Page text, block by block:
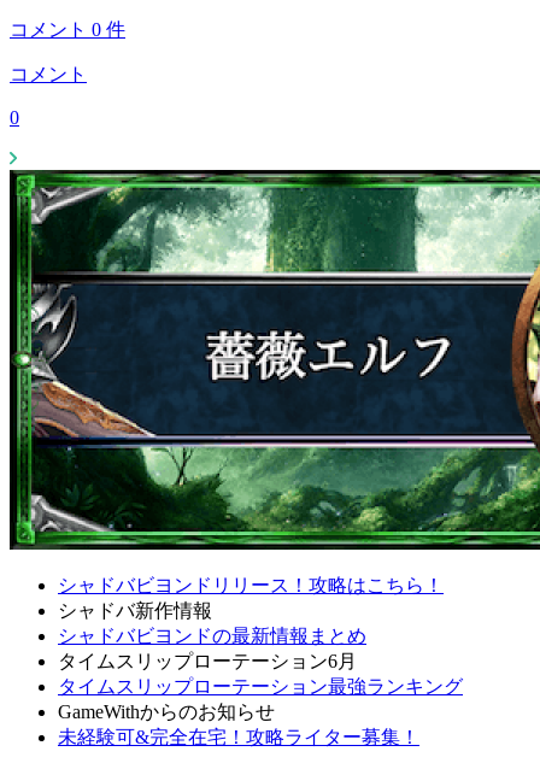
コメント 0 件
コメント
0
シャドバビヨンドリリース！攻略はこちら！
シャドバ新作情報
シャドバビヨンドの最新情報まとめ
タイムスリップローテーション6月
タイムスリップローテーション最強ランキング
GameWithからのお知らせ
未経験可&完全在宅！攻略ライター募集！